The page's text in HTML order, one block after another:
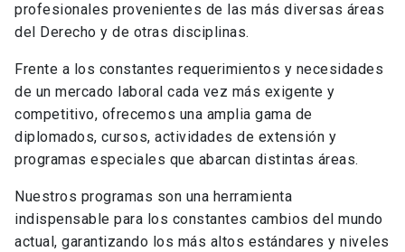
profesionales provenientes de las más diversas áreas
del Derecho y de otras disciplinas.
Frente a los constantes requerimientos y necesidades
de un mercado laboral cada vez más exigente y
competitivo, ofrecemos una amplia gama de
diplomados, cursos, actividades de extensión y
programas especiales que abarcan distintas áreas.
Nuestros programas son una herramienta
indispensable para los constantes cambios del mundo
actual, garantizando los más altos estándares y niveles